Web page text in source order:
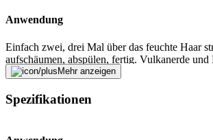
Anwendung
Einfach zwei, drei Mal über das feuchte Haar
aufschäumen, abspülen, fertig. Vulkanerde
sorgen für mehr Volumen und griffiges Haar.
hochwertigen Pflanzenextrakte wie
Zitronenmelisse stärken und erfrischen Ihre
Mehr anzeigen
Spezifikationen